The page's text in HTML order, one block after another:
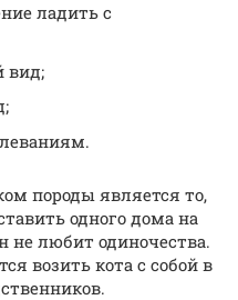
ладить с
вид;
породы является то,
одного дома на
не любит одиночества.
возить кота с собой в